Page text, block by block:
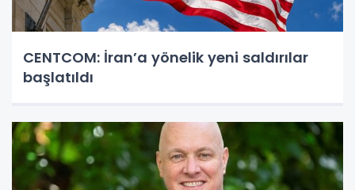
CENTCOM: İran’a yönelik yeni saldırılar
başlatıldı